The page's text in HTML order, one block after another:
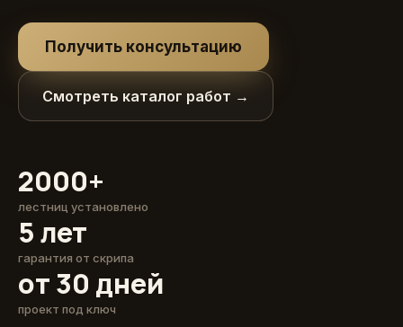
Получить консультацию
Смотреть каталог работ →
2000+
лестниц установлено
5 лет
гарантия от скрипа
от 30 дней
проект под ключ